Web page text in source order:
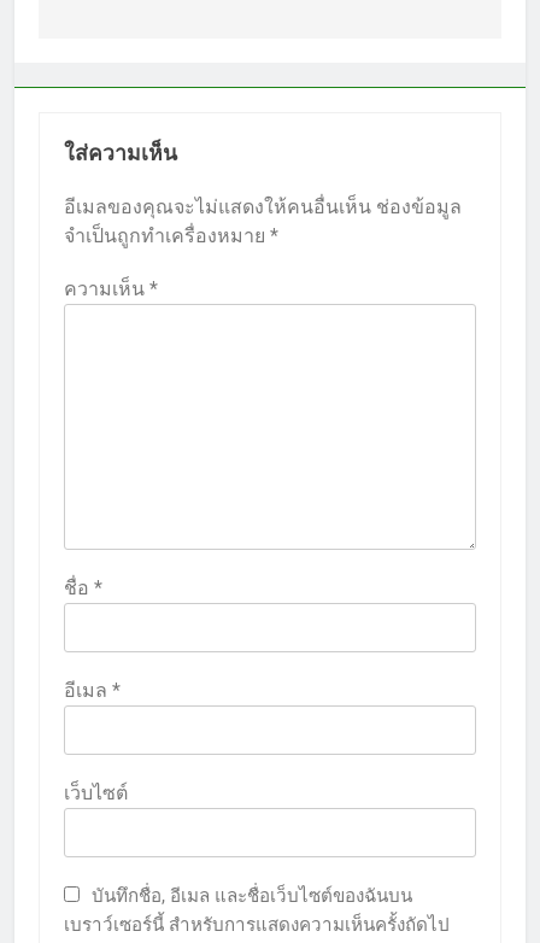
ใส่ความเห็น
อีเมลของคุณจะไม่แสดงให้คนอื่นเห็น ช่องข้อมูล
จำเป็นถูกทำเครื่องหมาย *
ความเห็น *
ชื่อ *
อีเมล *
เว็บไซต์
บันทึกชื่อ, อีเมล และชื่อเว็บไซต์ของฉันบน
เบราว์เซอร์นี้ สำหรับการแสดงความเห็นครั้งถัดไป